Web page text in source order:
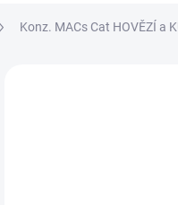
Konz. MACs Cat HOVĚZÍ a